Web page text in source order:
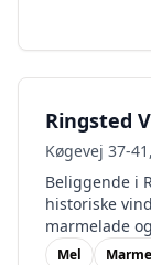
Ringsted
Køgevej 37-
Beliggende i
historiske
marmelade
drift og lære
Mel